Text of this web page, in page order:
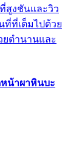
สูงชันและวิว
ที่ที่เต็มไปด้วย
ยตำนานและ
น้าผาหินบะ